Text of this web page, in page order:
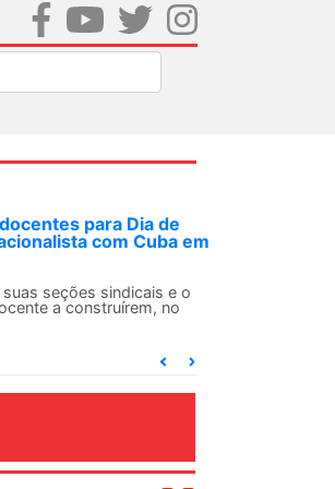
para Dia de
com Cuba em
seções sindicais e o
a construírem, no